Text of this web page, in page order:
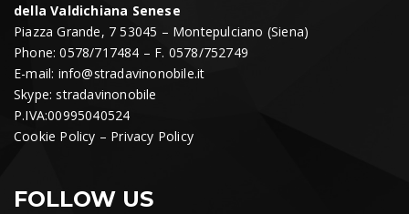
della Valdichiana Senese
Piazza Grande, 7 53045 – Montepulciano (Siena)
Phone: 0578/717484 – F. 0578/752749
E-mail: info@stradavinonobile.it
Skype: stradavinonobile
P.IVA:00995040524
Cookie Policy – Privacy Policy
FOLLOW US